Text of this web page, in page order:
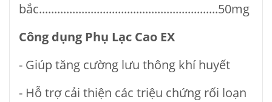
bắc...........................................................50mg
Công dụng Phụ Lạc Cao EX
- Giúp tăng cường lưu thông khí huyết
- Hỗ trợ cải thiện các triệu chứng rối loạn